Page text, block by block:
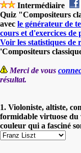
Intermédiaire
Quiz "Compositeurs
avec le générateur de
cours et d'exercices de
Voir les statistiques de
'Compositeurs
Merci de vous
résultat.
1. Violoniste, altiste,
formidable virtuose du
couleur qui a fasciné